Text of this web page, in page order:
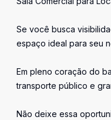
Se você busca
espaço ideal para seu
Em pleno coração do
transporte público e
Não deixe essa